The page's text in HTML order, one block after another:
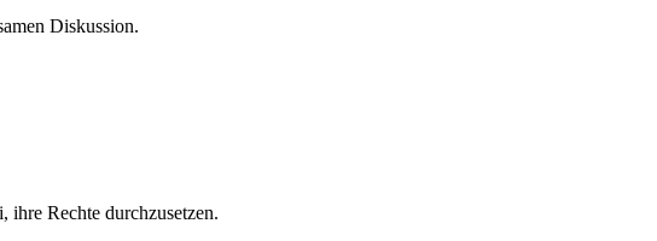
Diskussion.
ihre Rechte durchzusetzen.